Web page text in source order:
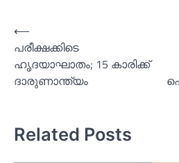
Post
navigation
⟵
പരീക്ഷക്കിടെ
ഹൃദയാഘാതം; 15 കാരിക്ക്
ദാരുണാന്ത്യം
Related Posts